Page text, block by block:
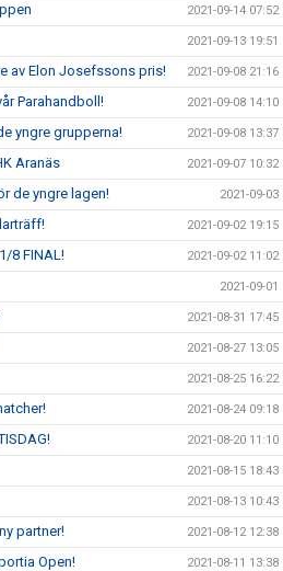
2021-09-14 07:52
2021-09-13 19:51
av Elon Josefssons pris! 2021-09-08 21:16
Parahandboll! 2021-09-08 14:10
yngre grupperna! 2021-09-08 13:37
Aranäs 2021-09-07 10:32
de yngre lagen! 2021-09-03
2021-09-02 19:15
8 FINAL! 2021-09-02 11:02
2021-09-01
2021-08-31 17:45
2021-08-27 13:05
2021-08-25 16:22
2021-08-24 09:18
2021-08-20 11:10
2021-08-15 18:43
2021-08-13 10:43
partner! 2021-08-12 12:38
Open! 2021-08-11 13:38